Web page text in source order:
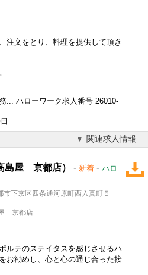
注文をとり、料理を提供して頂き
... ハローワーク求人番号 26010-
関連求人情報
島屋 京都店） - 新着 - ハロ
下京区四条通河原町西入真町５
京都店
ルテのステイタスを感じさせるハ
お勧めし、心と心の通じ合った接